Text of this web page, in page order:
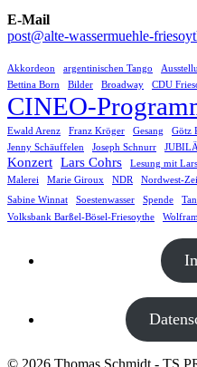
E-Mail
post@alte-wassermuehle-
Akkordeon argentinischen Tango
Bettina Born
Bilder Broadway CDU
CINEO-
Ewald Arenz
Franz Kröger Gesang Götz
Jenny Schäuffelen
Joseph Schnurr
Konzert Lars Cohrs Lesung mit
Malerei
Marie Giroux NDR Nordwest-
Sabine Winnat
Soestenwasser Spende
Volksbank Barßel-Bösel-Friesoythe